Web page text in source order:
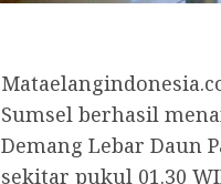
Sumsel berhasil
Demang Lebar Daun
sekitar pukul 01.30